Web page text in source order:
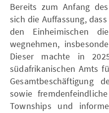
Bereits zum Anfang
sich die Auffassung,
den Einheimischen
wegnehmen,
Dieser machte in
südafrikanischen Amts
Gesamtbeschäftigung
sowie
Townships und